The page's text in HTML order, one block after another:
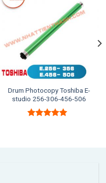
Drum Photocopy Toshiba E-
studio 256-306-456-506